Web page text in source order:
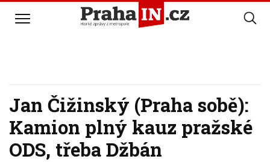
Jan Čižinský (Praha sobě):
Kamion plný kauz pražské
ODS, třeba Džbán